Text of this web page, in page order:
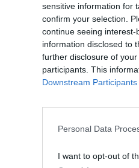
sensitive information for
confirm your selection.
continue seeing
information disclosed to
further disclosure of
participants. This
Downstream Participants
Personal Data
I want to opt-out of